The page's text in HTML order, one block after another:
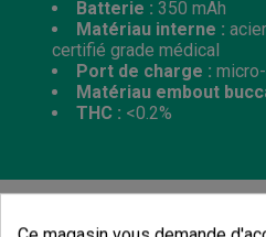
Batterie : 350 mAh
Matériau interne :
certifié grade médical
Port de charge :
Matériau embout
THC : <0.2%